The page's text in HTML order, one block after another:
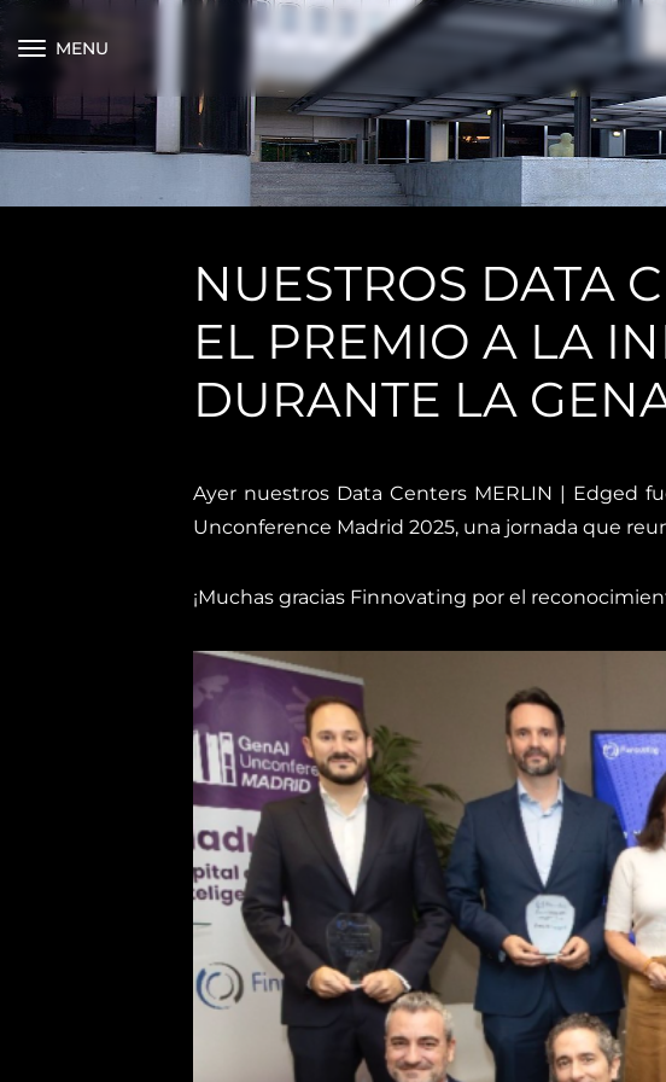
MENU
NUESTROS DATA
EL PREMIO A LA
DURANTE LA
Ayer nuestros Data Centers MERLIN | Edged
Unconference Madrid 2025, una jornada que
¡Muchas gracias Finnovating por el